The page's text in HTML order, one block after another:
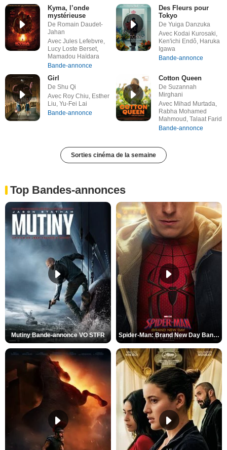
Kyma, l’onde
mystérieuse
De Romain Daudet-
Jahan
Avec Jules Lefebvre,
Lucy Loste Berset,
Mamadou Haïdara
Bande-annonce
Des Fleurs pour
Tokyo
De Yuiga Danzuka
Avec Kodai Kurosaki,
Ken'ichi Endô, Haruka
Igawa
Bande-annonce
Girl
De Shu Qi
Avec Roy Chiu, Esther
Liu, Yu-Fei Lai
Bande-annonce
Cotton Queen
De Suzannah
Mirghani
Avec Mihad Murtada,
Rabha Mohamed
Mahmoud, Talaat Farid
Bande-annonce
Sorties cinéma de la semaine
Top Bandes-annonces
Mutiny Bande-annonce VO STFR Spider-Man: Brand New Day Bande-annonce VO STFR